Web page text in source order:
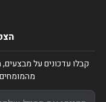
קבלו עדכונים על